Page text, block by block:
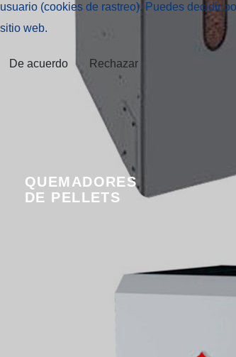
QUEMADORES
DE PELLETS
usuario (cookies de rastreo). Puedes decidir
sitio web.
De acuerdo
Rechazar